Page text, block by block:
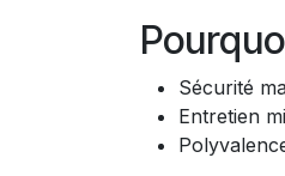
Sécurité
Entretien